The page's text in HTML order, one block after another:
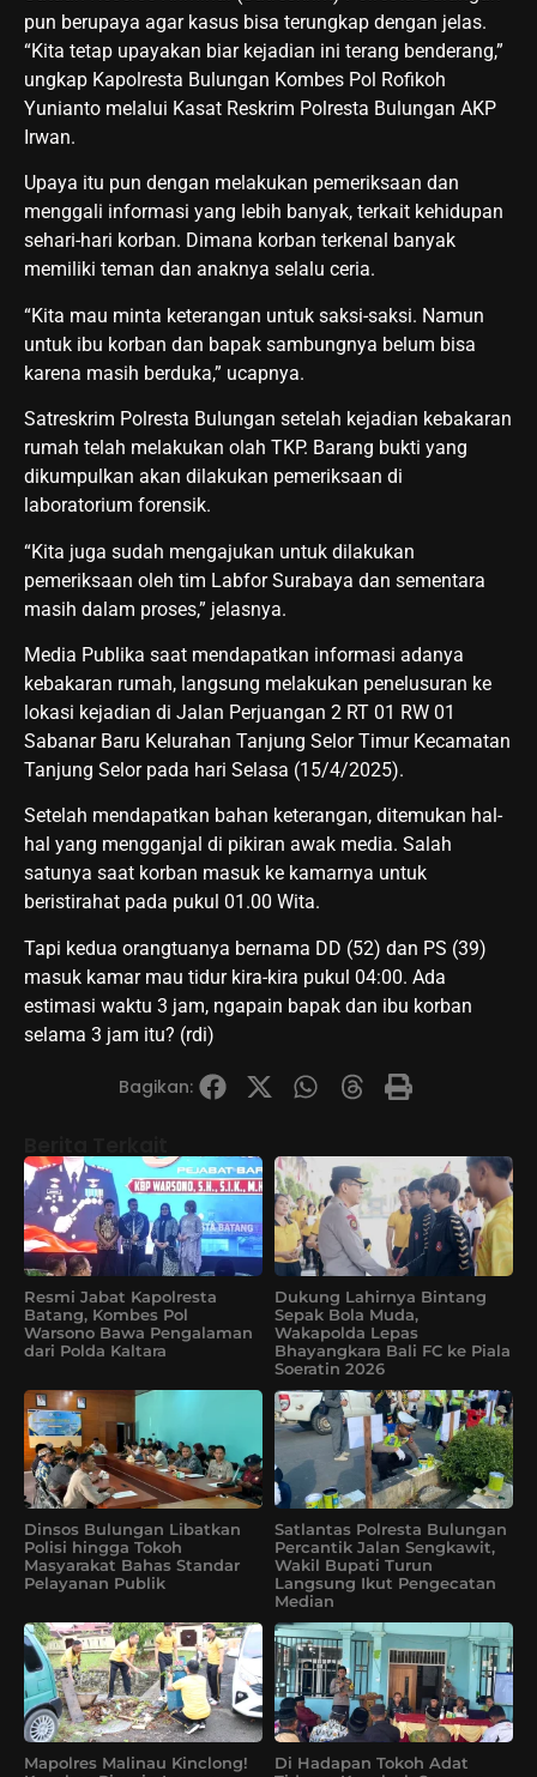
pun berupaya agar kasus bisa terungkap dengan jelas.
“Kita tetap upayakan biar kejadian ini terang benderang,”
ungkap Kapolresta Bulungan Kombes Pol Rofikoh
Yunianto melalui Kasat Reskrim Polresta Bulungan AKP
Irwan.
Upaya itu pun dengan melakukan pemeriksaan dan
menggali informasi yang lebih banyak, terkait kehidupan
sehari-hari korban. Dimana korban terkenal banyak
memiliki teman dan anaknya selalu ceria.
“Kita mau minta keterangan untuk saksi-saksi. Namun
untuk ibu korban dan bapak sambungnya belum bisa
karena masih berduka,” ucapnya.
Satreskrim Polresta Bulungan setelah kejadian kebakaran
rumah telah melakukan olah TKP. Barang bukti yang
dikumpulkan akan dilakukan pemeriksaan di
laboratorium forensik.
“Kita juga sudah mengajukan untuk dilakukan
pemeriksaan oleh tim Labfor Surabaya dan sementara
masih dalam proses,” jelasnya.
Media Publika saat mendapatkan informasi adanya
kebakaran rumah, langsung melakukan penelusuran ke
lokasi kejadian di Jalan Perjuangan 2 RT 01 RW 01
Sabanar Baru Kelurahan Tanjung Selor Timur Kecamatan
Tanjung Selor pada hari Selasa (15/4/2025).
Setelah mendapatkan bahan keterangan, ditemukan hal-
hal yang mengganjal di pikiran awak media. Salah
satunya saat korban masuk ke kamarnya untuk
beristirahat pada pukul 01.00 Wita.
Tapi kedua orangtuanya bernama DD (52) dan PS (39)
masuk kamar mau tidur kira-kira pukul 04:00. Ada
estimasi waktu 3 jam, ngapain bapak dan ibu korban
selama 3 jam itu? (rdi)
Bagikan:
Resmi Jabat Kapolresta
Batang, Kombes Pol
Warsono Bawa Pengalaman
dari Polda Kaltara
Dukung Lahirnya Bintang
Sepak Bola Muda,
Wakapolda Lepas
Bhayangkara Bali FC ke Piala
Soeratin 2026
Dinsos Bulungan Libatkan
Polisi hingga Tokoh
Masyarakat Bahas Standar
Pelayanan Publik
Satlantas Polresta Bulungan
Percantik Jalan Sengkawit,
Wakil Bupati Turun
Langsung Ikut Pengecatan
Median
Mapolres Malinau Kinclong!
Di Hadapan Tokoh Adat